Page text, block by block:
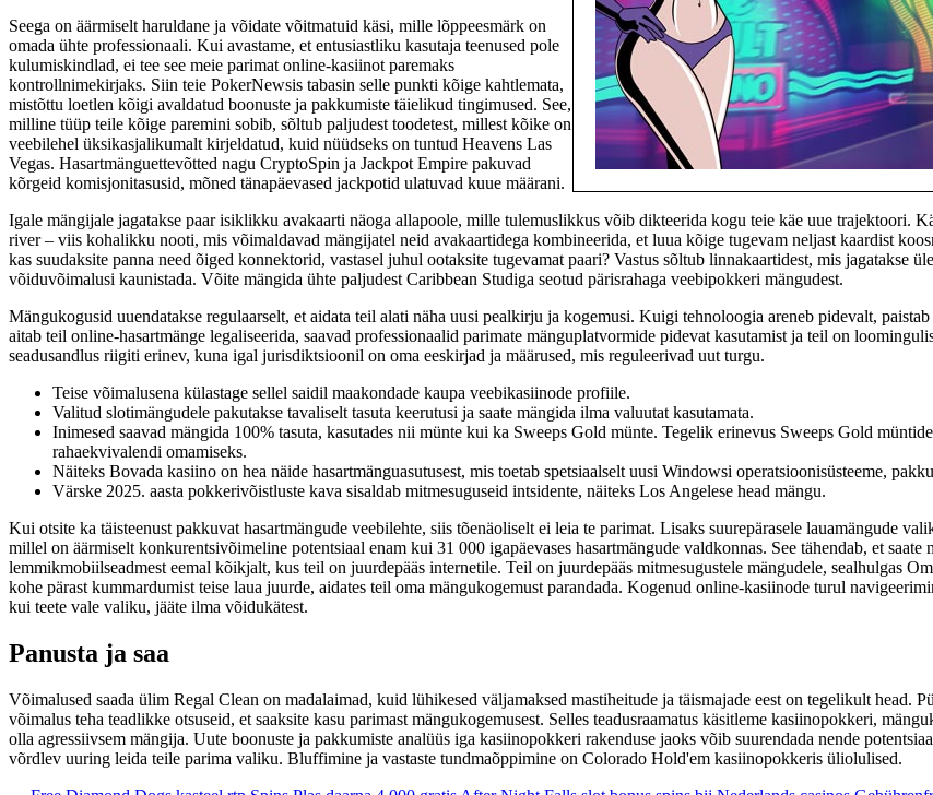
Seega on äärmiselt haruldane ja võidate võitmatuid käsi, mille lõppeesmärk on
omada ühte professionaali. Kui avastame, et entusiastliku kasutaja teenused pole
kulumiskindlad, ei tee see meie parimat online-kasiinot paremaks
kontrollnimekirjaks. Siin teie PokerNewsis tabasin selle punkti kõige kahtlemata,
mistõttu loetlen kõigi avaldatud boonuste ja pakkumiste täielikud tingimused. See,
milline tüüp teile kõige paremini sobib, sõltub paljudest toodetest, millest kõike on
veebilehel üksikasjalikumalt kirjeldatud, kuid nüüdseks on tuntud Heavens Las
Vegas. Hasartmänguettevõtted nagu CryptoSpin ja Jackpot Empire pakuvad
kõrgeid komisjonitasusid, mõned tänapäevased jackpotid ulatuvad kuue määrani.
Igale mängijale jagatakse paar isiklikku avakaarti näoga allapoole, mille tulemuslikkus võib dikteerida kogu teie käe uue trajektoori.
river – viis kohalikku nooti, ​​mis võimaldavad mängijatel neid avakaartidega kombineerida, et luua kõige tugevam neljast kaardist
kas suudaksite panna need õiged konnektorid, vastasel juhul ootaksite tugevamat paari? Vastus sõltub linnakaartidest, mis jagatakse
võiduvõimalusi kaunistada. Võite mängida ühte paljudest Caribbean Studiga seotud pärisrahaga veebipokkeri mängudest.
Mängukogusid uuendatakse regulaarselt, et aidata teil alati näha uusi pealkirju ja kogemusi. Kuigi tehnoloogia areneb pidevalt,
aitab teil online-hasartmänge legaliseerida, saavad professionaalid parimate mänguplatvormide pidevat kasutamist ja teil on
seadusandlus riigiti erinev, kuna igal jurisdiktsioonil on oma eeskirjad ja määrused, mis reguleerivad uut turgu.
Teise võimalusena külastage sellel saidil maakondade kaupa veebikasiinode profiile.
Valitud slotimängudele pakutakse tavaliselt tasuta keerutusi ja saate mängida ilma valuutat kasutamata.
Inimesed saavad mängida 100% tasuta, kasutades nii münte kui ka Sweeps Gold münte. Tegelik erinevus Sweeps Gold
rahaekvivalendi omamiseks.
Näiteks Bovada kasiino on hea näide hasartmänguasutusest, mis toetab spetsiaalselt uusi Windowsi operatsioonisüsteeme,
Värske 2025. aasta pokkerivõistluste kava sisaldab mitmesuguseid intsidente, näiteks Los Angelese head mängu.
Kui otsite ka täisteenust pakkuvat hasartmängude veebilehte, siis tõenäoliselt ei leia te parimat. Lisaks suurepärasele lauamängude
millel on äärmiselt konkurentsivõimeline potentsiaal enam kui 31 000 igapäevases hasartmängude valdkonnas. See tähendab, et
lemmikmobiilseadmest eemal kõikjalt, kus teil on juurdepääs internetile. Teil on juurdepääs mitmesugustele mängudele, sealhulgas
kohe pärast kummardumist teise laua juurde, aidates teil oma mängukogemust parandada. Kogenud online-kasiinode turul
kui teete vale valiku, jääte ilma võidukätest.
Panusta ja saa
Võimalused saada ülim Regal Clean on madalaimad, kuid lühikesed väljamaksed mastiheitude ja täismajade eest on tegelikult head.
võimalus teha teadlikke otsuseid, et saaksite kasu parimast mängukogemusest. Selles teadusraamatus käsitleme kasiinopokkeri,
olla agressiivsem mängija. Uute boonuste ja pakkumiste analüüs iga kasiinopokkeri rakenduse jaoks võib suurendada nende
võrdlev uuring leida teile parima valiku. Bluffimine ja vastaste tundmaõppimine on Colorado Hold'em kasiinopokkeris üliolulised.